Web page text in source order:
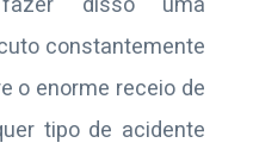
constantemente
o enorme receio de
tipo de acidente